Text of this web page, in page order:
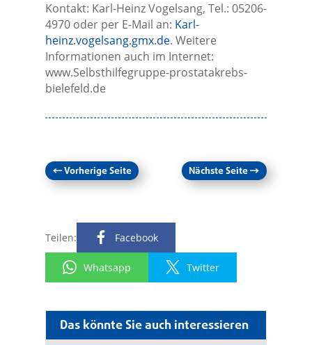
Das könnte Sie auch interessieren
Kontakt: Karl-Heinz Vogelsang, Tel.: 05206-
4970 oder per E-Mail an: Karl-
heinz.vogelsang.gmx.de. Weitere
Informationen auch im Internet:
www.Selbsthilfegruppe-prostatakrebs-
bielefeld.de
←Vorherige Seite Nächste Seite→
Teilen: Facebook
Whatsapp Twitter